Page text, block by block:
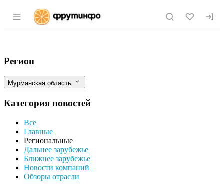
Раздел навигации по сайту fruitinfo.ru
Мурманская область: нетепличные
Фильтры
Регион
Мурманская область
Категория новостей
Все
Главные
Региональные
Дальнее зарубежье
Ближнее зарубежье
Новости компаний
Обзоры отрасли